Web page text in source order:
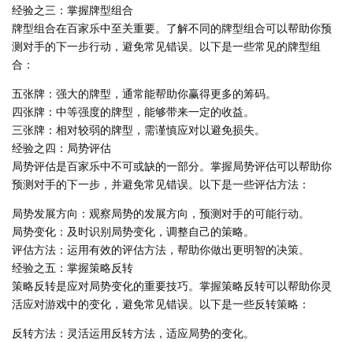
经验之三：掌握牌型组合
牌型组合在百家乐中至关重要。了解不同的牌型组合可以帮助你预
测对手的下一步行动，避免常见错误。以下是一些常见的牌型组
合：
五张牌：强大的牌型，通常能帮助你赢得更多的筹码。
四张牌：中等强度的牌型，能够带来一定的收益。
三张牌：相对较弱的牌型，需谨慎应对以避免损失。
经验之四：局势评估
局势评估是百家乐中不可或缺的一部分。掌握局势评估可以帮助你
预测对手的下一步，并避免常见错误。以下是一些评估方法：
局势发展方向：观察局势的发展方向，预测对手的可能行动。
局势变化：及时识别局势变化，调整自己的策略。
评估方法：运用有效的评估方法，帮助你做出更明智的决策。
经验之五：掌握策略反转
策略反转是应对局势变化的重要技巧。掌握策略反转可以帮助你灵
活应对游戏中的变化，避免常见错误。以下是一些反转策略：
反转方法：灵活运用反转方法，适应局势的变化。